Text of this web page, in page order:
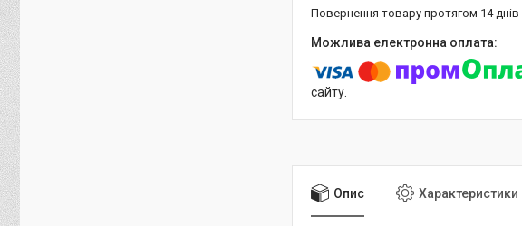
повернення товару протягом 14 днів
сайту.
Опис Характеристики